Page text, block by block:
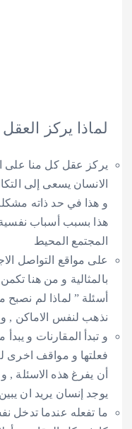
يركز العقل على
كل منا على السلبيات
يسعى إلى التكامل .
في حد ذاته مشكلة و أمر
أسباب نفسية أو
المحيط
التواصل الاجتماعي
و من هنا تكمن المشكلة
” لماذا لم نصبح مثلهم ,
الاماكن , و لماذا و
المقارنات و يبدأ معها
و مواقف اخرى لم يكن لك
هذه الاسئلة , و ينسى
يريد ان يبين نقاط
عندما تدخل نفسك في